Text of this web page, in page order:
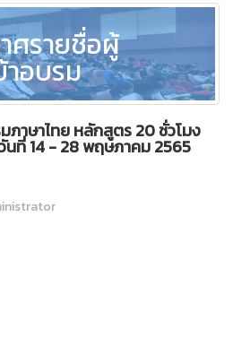
ศรายชื่อผู้
าอบรม
ภาษาไทย หลักสูตร 20 ชั่วโมง
ที่ 14 - 28 พฤษภาคม 2565